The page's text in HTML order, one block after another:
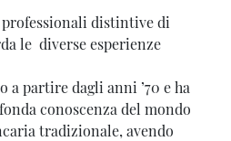
distintive di
le diverse esperienze
a partire dagli anni ’70 e ha
conoscenza del mondo
tradizionale, avendo